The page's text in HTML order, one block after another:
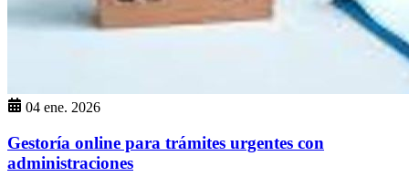
04 ene. 2026
Gestoría online para trámites urgentes con
administraciones